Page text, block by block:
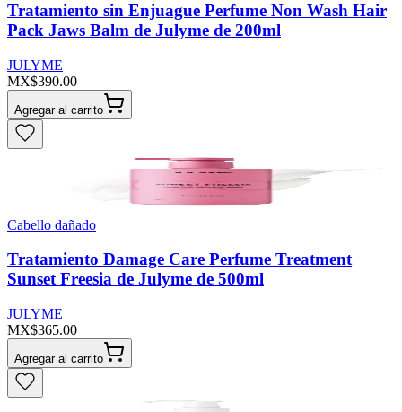
Tratamiento sin Enjuague Perfume Non Wash Hair
Pack Jaws Balm de Julyme de 200ml
JULYME
MX$390.00
Agregar al carrito
Cabello dañado
Tratamiento Damage Care Perfume Treatment
Sunset Freesia de Julyme de 500ml
JULYME
MX$365.00
Agregar al carrito